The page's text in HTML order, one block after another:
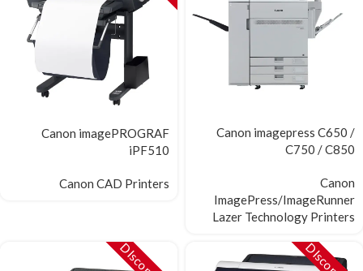
Canon imagepress C650 /
C750 / C850
Canon
ImagePress/ImageRunner
Lazer Technology Printers
Canon imagePROGRAF
iPF510
Canon CAD Printers